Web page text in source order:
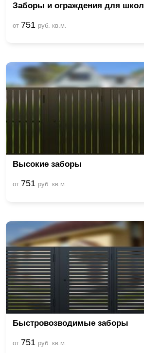
Заборы и ограждения для школ
от 751 руб. кв.м.
Высокие заборы
от 751 руб. кв.м.
Быстровозводимые заборы
от 751 руб. кв.м.